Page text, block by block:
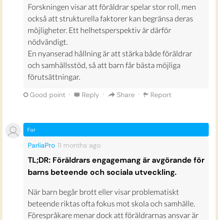
Forskningen visar att föräldrar spelar stor roll, men
också att strukturella faktorer kan begränsa deras
möjligheter. Ett helhetsperspektiv är därför
nödvändigt.
En nyanserad hållning är att stärka både föräldrar
och samhällsstöd, så att barn får bästa möjliga
förutsättningar.
Good point · Reply · Share · Report
For
ParliaPro 11 months ago
TL;DR: Föräldrars engagemang är avgörande för
barns beteende och sociala utveckling.
När barn begår brott eller visar problematiskt
beteende riktas ofta fokus mot skola och samhälle.
Förespråkare menar dock att föräldrarnas ansvar är